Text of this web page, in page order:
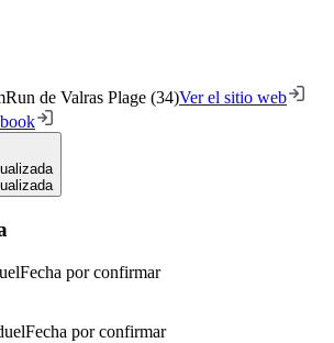
de Valras Plage (34)Ver el sitio web
Fecha por confirmar
Fecha por confirmar